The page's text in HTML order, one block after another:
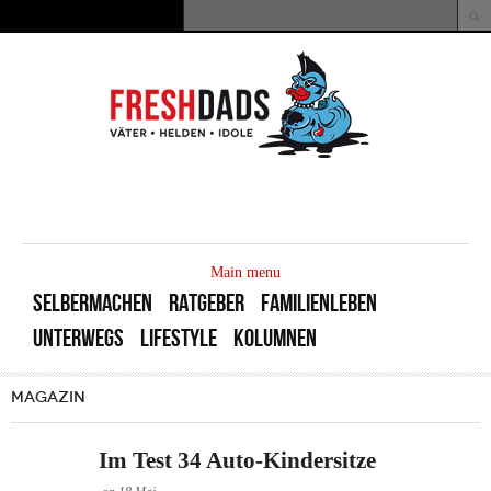
Suchformular
Main menu
SELBERMACHEN RATGEBER
FAMILIENLEBEN
UNTERWEGS
LIFESTYLE KOLUMNEN
MAGAZIN
Im Test 34 Auto-Kindersitze